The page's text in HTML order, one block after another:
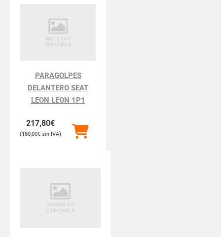
PARAGOLPES
DELANTERO SEAT
LEON LEON 1P1
217,80€
180,00€